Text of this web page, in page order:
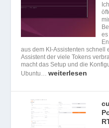
aus dem KI-Assistenten schnell
Assistent der viele Tokens
macht das Setup und die
Ubuntu…weiterlesen